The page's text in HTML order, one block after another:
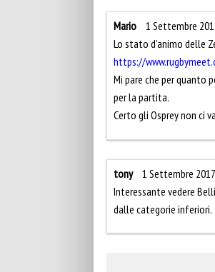
Mario
1 Settembre
Lo stato d’animo delle
https://
Mi pare che per quanto
per la partita.
Certo gli Osprey non ci
tony
1 Settembre
Interessante vedere
dalle categorie inferiori.